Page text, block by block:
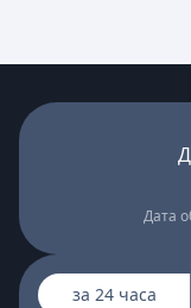
Дата
за 24 часа